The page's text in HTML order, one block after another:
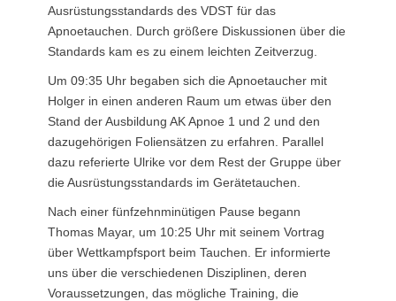
Ausrüstungsstandards des VDST für das
Apnoetauchen. Durch größere Diskussionen über die
Standards kam es zu einem leichten Zeitverzug.
Um 09:35 Uhr begaben sich die Apnoetaucher mit
Holger in einen anderen Raum um etwas über den
Stand der Ausbildung AK Apnoe 1 und 2 und den
dazugehörigen Foliensätzen zu erfahren. Parallel
dazu referierte Ulrike vor dem Rest der Gruppe über
die Ausrüstungsstandards im Gerätetauchen.
Nach einer fünfzehnminütigen Pause begann
Thomas Mayar, um 10:25 Uhr mit seinem Vortrag
über Wettkampfsport beim Tauchen. Er informierte
uns über die verschiedenen Disziplinen, deren
Voraussetzungen, das mögliche Training, die